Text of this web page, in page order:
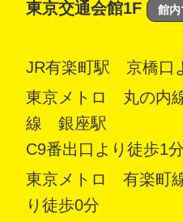
東京交通会館1F
館
JR有楽町駅 京橋口
東京メトロ 丸の内
線 銀座駅
C9番出口より徒歩1分
東京メトロ 有楽町
り徒歩0分